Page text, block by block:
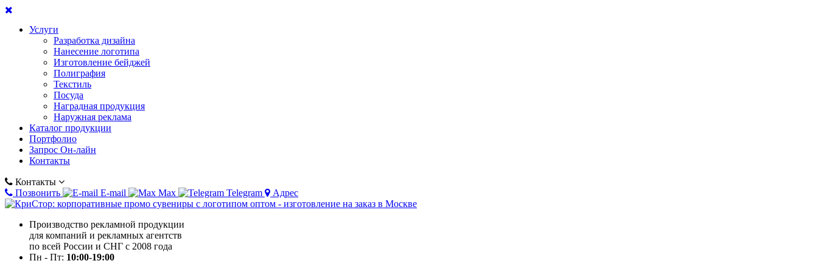
Услуги
Разработка дизайна
Нанесение логотипа
Изготовление бейджей
Полиграфия
Текстиль
Посуда
Наградная продукция
Наружная реклама
Каталог продукции
Портфолио
Запрос Он-лайн
Контакты
Контакты
Позвонить
E-mail Max Telegram Адрес
Производство рекламной продукции
для компаний и рекламных агентств
по всей России и СНГ с 2008 года
Пн - Пт: 10:00-19:00